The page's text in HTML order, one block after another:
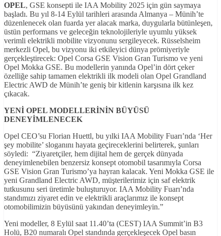
OPEL, GSE konsepti ile IAA Mobility 2025 için gün saymaya
başladı. Bu yıl 8-14 Eylül tarihleri arasında Almanya – Münih’te
düzenlenecek olan fuarda yer alacak marka, duygularla bütünleşen,
üstün performans ve geleceğin teknolojileriyle uyumlu yüksek
verimli elektrikli mobilite vizyonunu sergileyecek. Rüsselsheim
merkezli Opel, bu vizyonu iki etkileyici dünya prömiyeriyle
gerçekleştirecek: Opel Corsa GSE Vision Gran Turismo ve yeni
Opel Mokka GSE. Bu modellerin yanında Opel’in dört çeker
özelliğe sahip tamamen elektrikli ilk modeli olan Opel Grandland
Electric AWD de Münih’te geniş bir kitlenin karşısına ilk kez
çıkacak.
YENİ OPEL MODELLERİNİN BÜYÜSÜ
DENEYİMLENECEK
Opel CEO’su Florian Huettl, bu yılki IAA Mobility Fuarı’nda ‘Her
şey mobilite’ sloganını hayata geçireceklerini belirterek, şunları
söyledi: “Ziyaretçiler, hem dijital hem de gerçek dünyada
deneyimlenebilen benzersiz konsept otomobil tasarımıyla Corsa
GSE Vision Gran Turismo’ya hayran kalacak. Yeni Mokka GSE ile
yeni Grandland Electric AWD, müşterilerimiz için saf elektrik
tutkusunu seri üretimle buluşturuyor. IAA Mobility Fuarı’nda
standımızı ziyaret edin ve elektrikli araçlarımız ile konsept
otomobilimizin büyüsünü yakından deneyimleyin.”
Yeni modeller, 8 Eylül saat 11.40’ta (CEST) IAA Summit’in B3
Holü, B20 numaralı Opel standında gerçekleşecek Opel basın